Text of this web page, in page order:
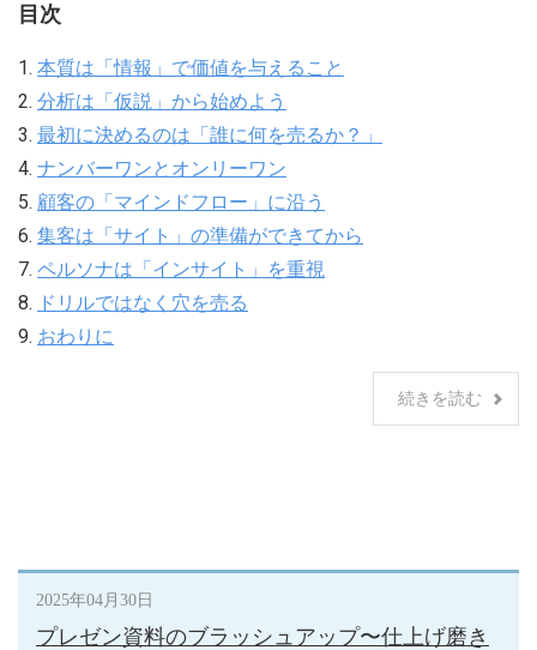
目次
1. 本質は「情報」で価値を与えること
2. 分析は「仮説」から始めよう
3. 最初に決めるのは「誰に何を売るか？」
4. ナンバーワンとオンリーワン
5. 顧客の「マインドフロー」に沿う
6. 集客は「サイト」の準備ができてから
7. ペルソナは「インサイト」を重視
8. ドリルではなく穴を売る
9. おわりに
続きを読む
2025年04月30日
プレゼン資料のブラッシュアップ〜仕上げ磨き